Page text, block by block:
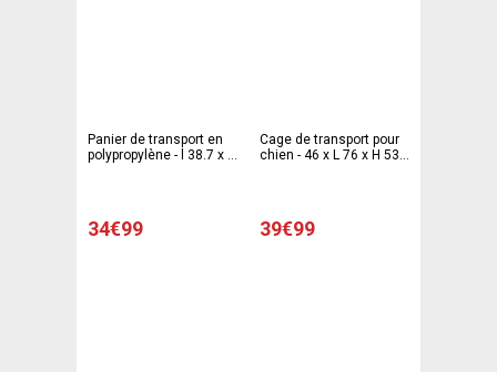
Panier de transport en
polypropylène - l 38.7 x L
34€99
Cage de transport pour
chien - 46 x L 76 x H 53
39€99